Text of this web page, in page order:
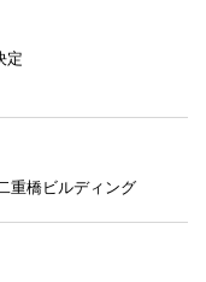
定
橋ビルディング